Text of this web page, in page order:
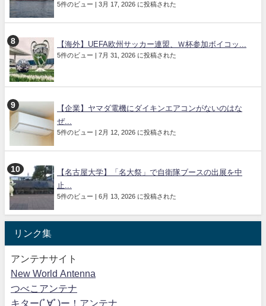
5件のビュー 3月 17, 2026 に投稿された
【海外】UEFA欧州サッカー連盟、Ｗ杯参加ボイコッ...
5件のビュー 7月 31, 2026 に投稿された
【企業】ヤマダ電機にダイキンエアコンがないのはな
ぜ...
5件のビュー 2月 12, 2026 に投稿された
【名古屋大学】「名大祭」で自衛隊ブースの出展を中
止...
5件のビュー 6月 13, 2026 に投稿された
リンク集
アンテナサイト
New World Antenna
つべこアンテナ
キター(ﾟ∀ﾟ)ー！アンテナ